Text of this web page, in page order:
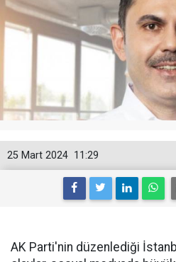
11:29
25 Mart 2024
AK Parti'nin düzenlediği